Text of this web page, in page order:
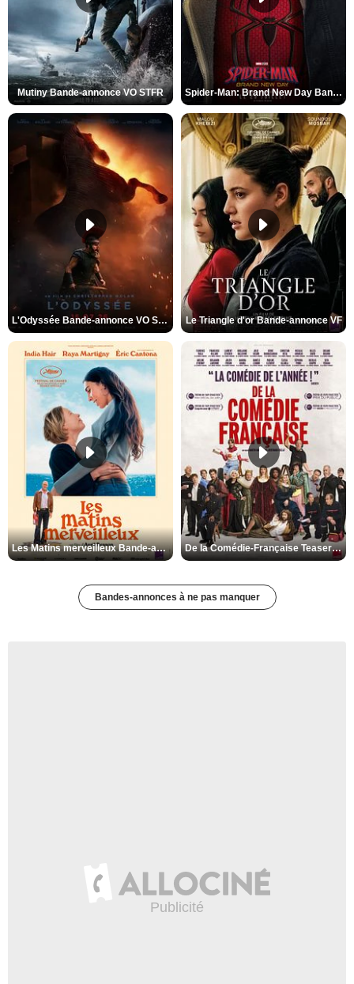
Mutiny Bande-annonce VO STFR Spider-Man: Brand New Day Bande-annonce VO STFR
L'Odyssée Bande-annonce VO STFR Le Triangle d'or Bande-annonce VF
Les Matins merveilleux Bande-annonce VF De la Comédie-Française Teaser VF
Bandes-annonces à ne pas manquer